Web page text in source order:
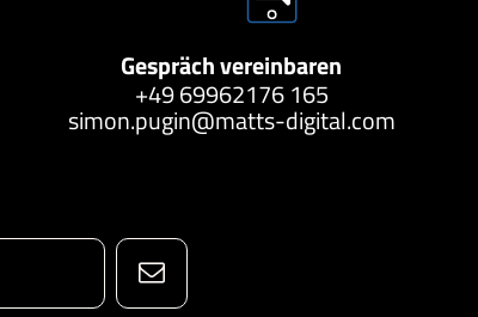
Gespräch vereinbaren
+49 69962176 165
simon.pugin@matts-digital.com